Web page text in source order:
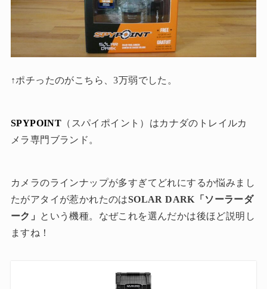
↑ポチったのがこちら、3万弱でした。
SPYPOINT （スパイポイント）はカナダのトレイルカ
メラ専門ブランド。
カメラのラインナップが多すぎてどれにするか悩みまし
たがアタイが惹かれたのはSOLAR DARK「ソーラーダ
ーク」
という機種。なぜこれを選んだかは後ほど説明し
ますね！